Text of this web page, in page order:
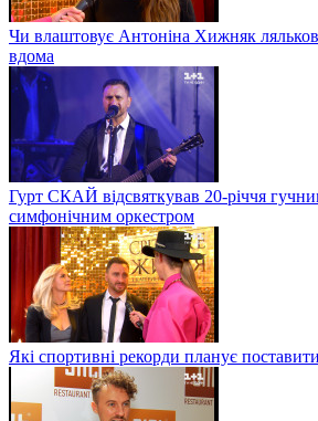
Чи влаштовує Антоніна Хижняк
вдома
Гурт СКАЙ відсвяткував 20-річчя
симфонічним оркестром
Які спортивні рекорди планує